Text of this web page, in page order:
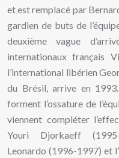
et est remplacé par
gardien de buts de
deuxième vague
internationaux français
l’international libérien
du Brésil, arrive en
forment l’ossature de
viennent compléter
Youri Djorkaeff
Leonardo (1996-1997) et